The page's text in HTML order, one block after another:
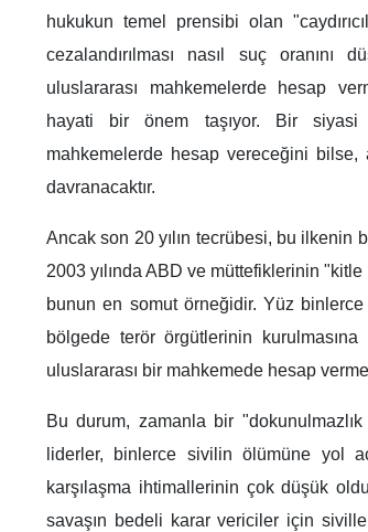
hukukun temel prensibi olan
cezalandırılması nasıl suç
uluslararası mahkemelerde hesap
hayati bir önem taşıyor. Bir siyasi
mahkemelerde hesap vereceğini bilse,
davranacaktır.
Ancak son 20 yılın tecrübesi, bu
2003 yılında ABD ve müttefiklerinin "kitle
bunun en somut örneğidir. Yüz binlerce
bölgede terör örgütlerinin
uluslararası bir mahkemede hesap
Bu durum, zamanla bir
liderler, binlerce sivilin ölümüne yol
karşılaşma ihtimallerinin çok düşük
savaşın bedeli karar vericiler için